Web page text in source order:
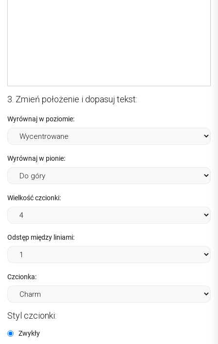
3. Zmień położenie i dopasuj tekst:
Wyrównaj w poziomie:
Wyrównaj w pionie:
Wielkość czcionki:
Odstęp między liniami:
Czcionka:
Styl czcionki:
Zwykły